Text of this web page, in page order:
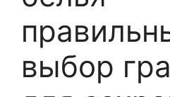
выбор